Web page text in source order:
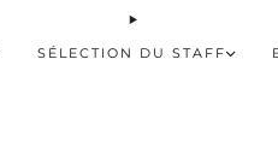
SÉLECTION DU STAFF